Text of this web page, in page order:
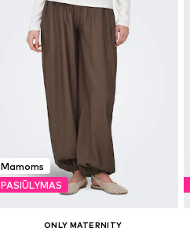
Mamoms
PASIŪLYMAS
ONLY MATERNITY